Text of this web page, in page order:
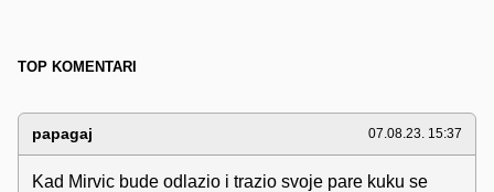
TOP KOMENTARI
papagaj 07.08.23. 15:37
Kad Mirvic bude odlazio i trazio svoje pare kuku se